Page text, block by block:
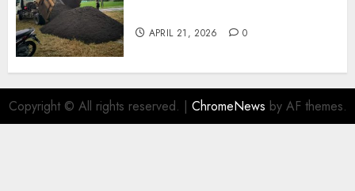
APRIL 21, 2026 0
Copyright © All rights reserved. | ChromeNews by AF themes.